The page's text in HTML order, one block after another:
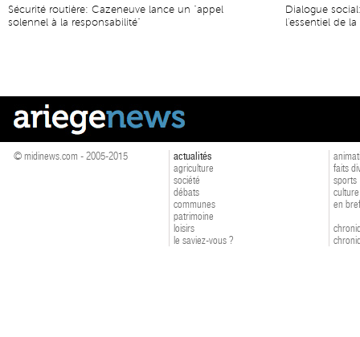
Sécurité routière: Cazeneuve lance un "appel
solennel à la responsabilité"
Dialogue
l'essentiel de
© midinews.com - 2005-2015
actualités
agriculture
société
débats
communes
patrimoine
loisirs
le saviez-vous ?
faits
sports
culture
en bref